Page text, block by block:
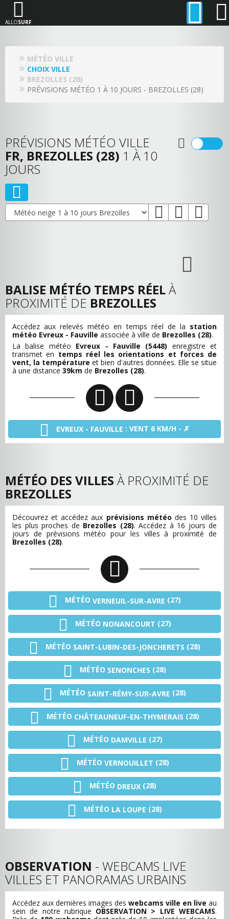
ALLOSURF
MÉTÉO VILLE
CHOIX VILLE
BREZOLLES (28)
PRÉVISIONS MÉTÉO 1 À 10 JOURS - BREZOLLES (28)
PRÉVISIONS MÉTÉO VILLE
FR, BREZOLLES (28) 1 À 10
JOURS
BALISE MÉTÉO TEMPS RÉELÀ
PROXIMITÉ DE BREZOLLES
Accédez aux relevés météo en temps réel de la station
météo Evreux - Fauville associée à ville de Brezolles (28).
La balise météo Evreux - Fauville (5448) enregistre et
transmet en temps réel les orientations et forces de
vent, la température et bien d'autres données. Elle se situe
à une distance 39km de Brezolles (28).
EVREUX - FAUVILLE : VENT 6 KM/H - ✗
MÉTÉO DES VILLES À PROXIMITÉ DE
BREZOLLES
Découvrez et accédez aux prévisions météo des 10 villes
les plus proches de Brezolles (28). Accédez à 16 jours de
jours de prévisions météo pour les villes à proximité de
Brezolles (28).
MÉTÉO VERNEUIL-SUR-AVRE (27)
MÉTÉO NONANCOURT (27)
MÉTÉO SAINT-LUBIN-DES-JONCHERETS (28)
MÉTÉO SENONCHES (28)
MÉTÉO SAINT-RÉMY-SUR-AVRE (28)
MÉTÉO CHÂTEAUNEUF-EN-THYMERAIS (28)
MÉTÉO DAMVILLE (27)
MÉTÉO VERNOUILLET (28)
MÉTÉO DREUX (28)
MÉTÉO LA LOUPE (28)
OBSERVATION - WEBCAMS LIVE
VILLES ET PANORAMAS URBAINS
Accédez aux dernières images des webcams ville en live au
sein de notre rubrique OBSERVATION > LIVE WEBCAMS.